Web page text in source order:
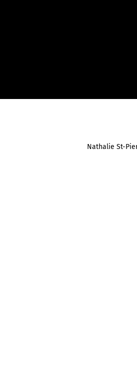
Nathalie St-